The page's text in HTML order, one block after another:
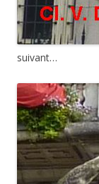
suivant…